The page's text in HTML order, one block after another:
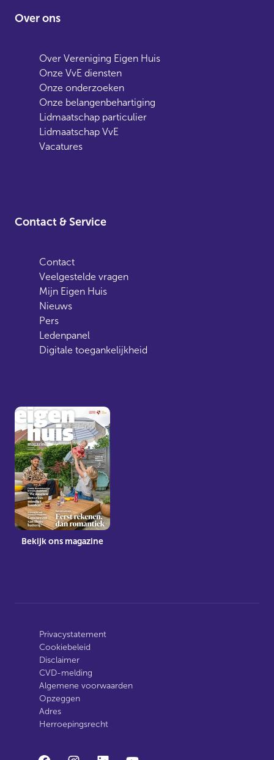
Over ons
Over Vereniging Eigen Huis
Onze VvE diensten
Onze onderzoeken
Onze belangenbehartiging
Lidmaatschap particulier
Lidmaatschap VvE
Vacatures
Contact & Service
Contact
Veelgestelde vragen
Mijn Eigen Huis
Nieuws
Pers
Ledenpanel
Digitale toegankelijkheid
Bekijk ons magazine
Privacystatement
Cookiebeleid
Disclaimer
CVD-melding
Algemene voorwaarden
Opzeggen
Adres
Herroepingsrecht